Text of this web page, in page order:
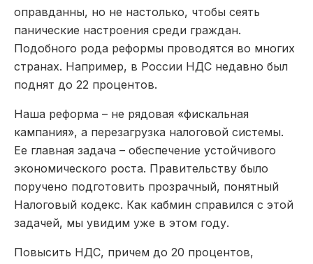
оправданны, но не настолько, чтобы сеять
панические настроения среди граждан.
Подобного рода реформы проводятся во многих
странах. Например, в России НДС недавно был
поднят до 22 процентов.
Наша реформа – не рядовая «фискальная
кампания», а перезагрузка налоговой системы.
Ее главная задача – обеспечение устойчивого
экономического роста. Правительству было
поручено подготовить прозрачный, понятный
Налоговый кодекс. Как кабмин справился с этой
задачей, мы увидим уже в этом году.
Повысить НДС, причем до 20 процентов,